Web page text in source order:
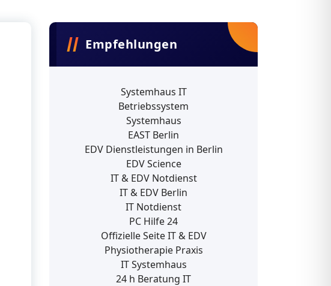
Empfehlungen
Systemhaus IT
Betriebssystem
Systemhaus
EAST Berlin
EDV Dienstleistungen in Berlin
EDV Science
IT & EDV Notdienst
IT & EDV Berlin
IT Notdienst
PC Hilfe 24
Offizielle Seite IT & EDV
Physiotherapie Praxis
IT Systemhaus
24 h Beratung IT